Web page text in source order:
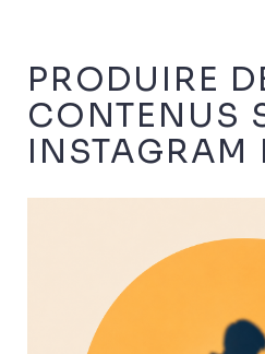
PRODUIRE
CONTENUS
INSTAGRAM